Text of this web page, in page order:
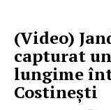
(Video)
capturat
lungime
Costinești